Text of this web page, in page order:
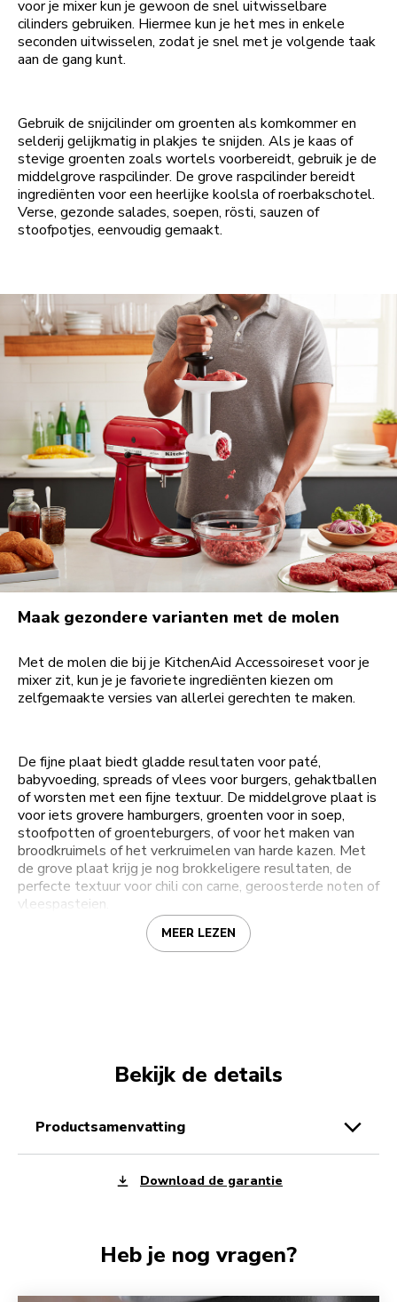
voor je mixer kun je gewoon de snel uitwisselbare
cilinders gebruiken. Hiermee kun je het mes in enkele
seconden uitwisselen, zodat je snel met je volgende taak
aan de gang kunt.
Gebruik de snijcilinder om groenten als komkommer en
selderij gelijkmatig in plakjes te snijden. Als je kaas of
stevige groenten zoals wortels voorbereidt, gebruik je de
middelgrove raspcilinder. De grove raspcilinder bereidt
ingrediënten voor een heerlijke koolsla of roerbakschotel.
Verse, gezonde salades, soepen, rösti, sauzen of
stoofpotjes, eenvoudig gemaakt.
Maak gezondere varianten met de molen
Met de molen die bij je KitchenAid Accessoireset voor je
mixer zit, kun je je favoriete ingrediënten kiezen om
zelfgemaakte versies van allerlei gerechten te maken.
De fijne plaat biedt gladde resultaten voor paté,
babyvoeding, spreads of vlees voor burgers, gehaktballen
of worsten met een fijne textuur. De middelgrove plaat is
voor iets grovere hamburgers, groenten voor in soep,
stoofpotten of groenteburgers, of voor het maken van
broodkruimels of het verkruimelen van harde kazen. Met
de grove plaat krijg je nog brokkeligere resultaten, de
perfecte textuur voor chili con carne, geroosterde noten of
vleespasteien.
MEER LEZEN
Bekijk de details
productsamenvatting
Download de garantie
Heb je nog vragen?